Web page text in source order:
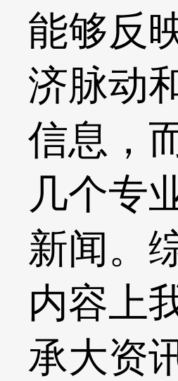
能够反
济脉动
信息，
几个专
新闻。
内容上
承大资